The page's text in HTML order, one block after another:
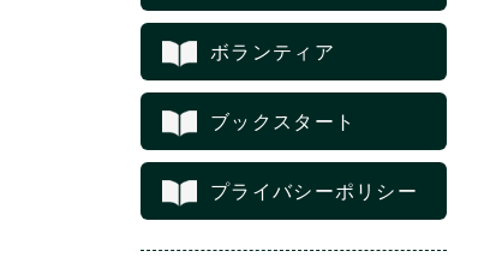
ボランティア
ブックスタート
プライバシーポリシー